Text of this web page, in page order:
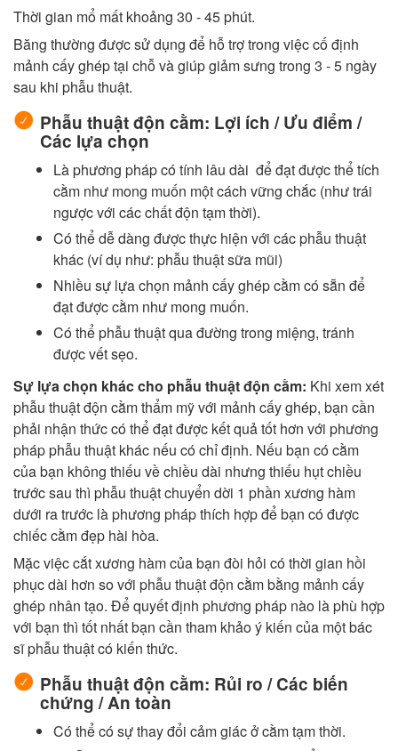
Thời gian mổ mất khoảng 30 - 45 phút.
Băng thường được sử dụng để hỗ trợ trong việc cố định
mảnh cấy ghép tại chỗ và giúp giảm sưng trong 3 - 5 ngày
sau khi phẫu thuật.
Phẫu thuật độn cằm: Lợi ích / Ưu điểm /
Các lựa chọn
Là phương pháp có tính lâu dài để đạt được thể tích
cằm như mong muốn một cách vững chắc (như trái
ngược với các chất độn tạm thời).
Có thể dễ dàng được thực hiện với các phẫu thuật
khác (ví dụ như: phẫu thuật sữa mũi)
Nhiều sự lựa chọn mảnh cấy ghép cằm có sẵn để
đạt được cằm như mong muốn.
Có thể phẫu thuật qua đường trong miệng, tránh
được vết sẹo.
Sự lựa chọn khác cho phẫu thuật độn cằm: Khi xem xét
phẫu thuật độn cằm thẩm mỹ với mảnh cấy ghép, bạn cần
phải nhận thức có thể đạt được kết quả tốt hơn với phương
pháp phẫu thuật khác nếu có chỉ định. Nếu bạn có cằm
của bạn không thiếu về chiều dài nhưng thiếu hụt chiều
trước sau thì phẫu thuật chuyển dời 1 phần xương hàm
dưới ra trước là phương pháp thích hợp để bạn có được
chiếc cằm đẹp hài hòa.
Mặc việc cắt xương hàm của bạn đòi hỏi có thời gian hồi
phục dài hơn so với phẫu thuật độn cằm bằng mảnh cấy
ghép nhân tạo. Để quyết định phương pháp nào là phù hợp
với bạn thì tốt nhất bạn cần tham khảo ý kiến ​​của một bác
sĩ phẫu thuật có kiến ​​thức.
Phẫu thuật độn cằm: Rủi ro / Các biến
chứng / An toàn
Có thể có sự thay đổi cảm giác ở cằm tạm thời.